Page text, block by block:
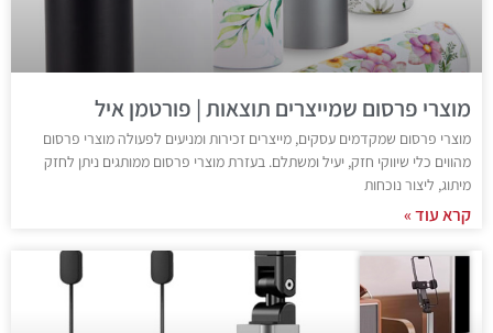
מוצרי פרסום שמייצרים תוצאות | פורטמן איל
מוצרי פרסום שמקדמים עסקים, מייצרים זכירות ומניעים לפעולה מוצרי פרסום
מהווים כלי שיווקי חזק, יעיל ומשתלם. בעזרת מוצרי פרסום ממותגים ניתן לחזק
מיתוג, ליצור נוכחות
קרא עוד »